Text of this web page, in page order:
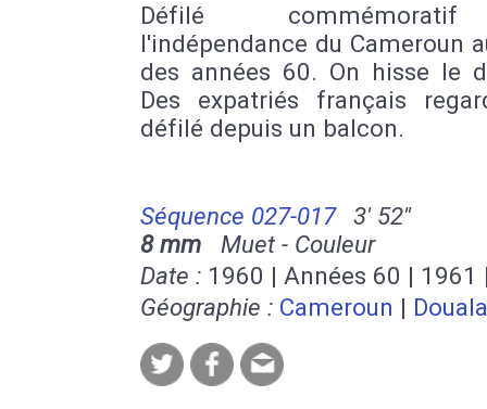
Défilé
l'indépendance du Cameroun
des années 60. On hisse le
Des expatriés français
défilé depuis un balcon.
Séquence 027-017
3' 52''
8 mm Muet - Couleur
Date : 1960 | Années 60 | 1961
Géographie : Cameroun | Douala